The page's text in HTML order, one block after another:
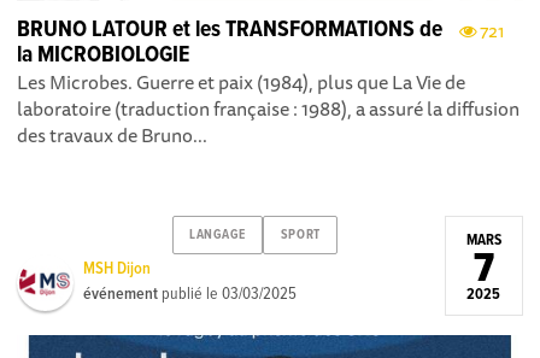
721
BRUNO LATOUR et les TRANSFORMATIONS de
la MICROBIOLOGIE
Les Microbes. Guerre et paix (1984), plus que La Vie de
laboratoire (traduction française : 1988), a assuré la diffusion
des travaux de Bruno...
LANGAGE SPORT
MSH Dijon
événement publié le03/03/2025
MARS
7
2025